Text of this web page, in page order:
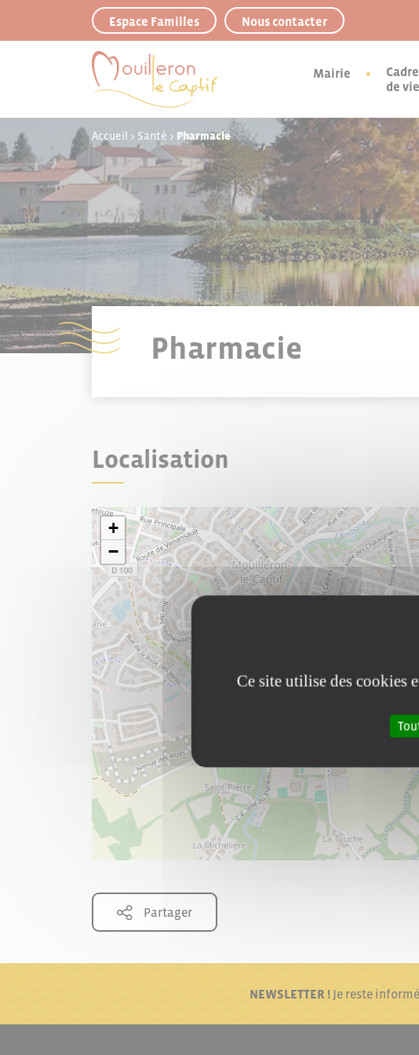
Espace Familles Nous contacter
Mairie
Cadre
de vie
Accueil > Santé > Pharmacie
Pharmacie
Localisation
+
−
Partager
NEWSLETTER !Je reste
Panneau de gestion des cookies
Ce site utilise des cookies